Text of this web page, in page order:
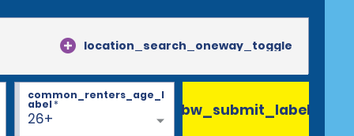
location_search_oneway_toggle
26+
common_renters_age_l
abel* bw_submit_label